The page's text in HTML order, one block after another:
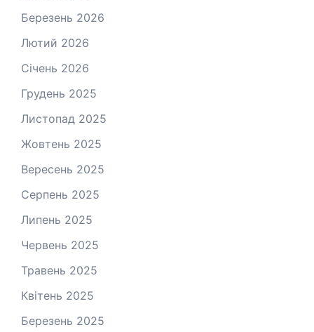
Березень 2026
Лютий 2026
Січень 2026
Грудень 2025
Листопад 2025
Жовтень 2025
Вересень 2025
Серпень 2025
Липень 2025
Червень 2025
Травень 2025
Квітень 2025
Березень 2025